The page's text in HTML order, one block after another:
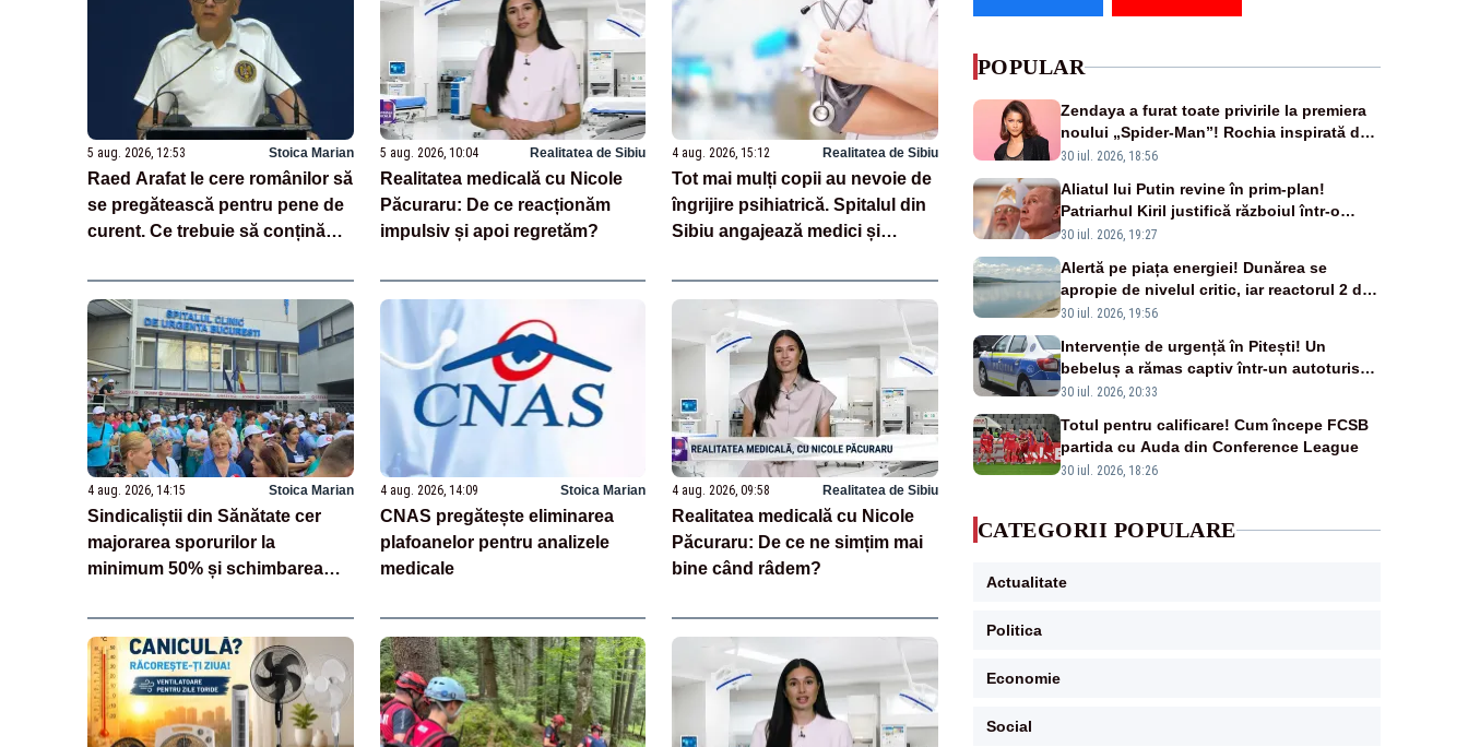
5 aug. 2026, 12:53 Stoica Marian
Raed Arafat le cere românilor să
se pregătească pentru pene de
curent. Ce trebuie să conțină
5 aug. 2026, 10:04 Realitatea de Sibiu
Realitatea medicală cu Nicole
Păcuraru: De ce reacționăm
impulsiv și apoi regretăm?
4 aug. 2026, 15:12 Realitatea de Sibiu
Tot mai mulți copii au nevoie de
îngrijire psihiatrică. Spitalul din
Sibiu angajează medici și
4 aug. 2026, 14:15 Stoica Marian
Sindicaliștii din Sănătate cer
majorarea sporurilor la
minimum 50% și schimbarea
4 aug. 2026, 14:09 Stoica Marian
CNAS pregătește eliminarea
plafoanelor pentru analizele
medicale
4 aug. 2026, 09:58 Realitatea de Sibiu
Realitatea medicală cu Nicole
Păcuraru: De ce ne simțim mai
bine când râdem?
POPULAR
Zendaya a furat toate privirile la premiera
noului „Spider-Man”! Rochia inspirată de
pânza de păianjen a făcut senzație
30 iul. 2026, 18:56
Aliatul lui Putin revine în prim-plan!
Patriarhul Kiril justifică războiul într-o
nouă carte
30 iul. 2026, 19:27
Alertă pe piața energiei! Dunărea se
apropie de nivelul critic, iar reactorul 2 de
la Cernavodă ar putea fi oprit
30 iul. 2026, 19:56
Intervenție de urgență în Pitești! Un
bebeluș a rămas captiv într-un autoturism
din cauza unei defecțiuni
30 iul. 2026, 20:33
Totul pentru calificare! Cum începe FCSB
partida cu Auda din Conference League
30 iul. 2026, 18:26
CATEGORII POPULARE
Actualitate
Politica
Economie
Social